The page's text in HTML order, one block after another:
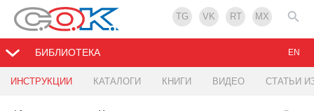
TG VK RT MX
БИБЛИОТЕКА
ИНСТРУКЦИИ КАТАЛОГИ КНИГИ ВИДЕО СТАТЬИ
EN